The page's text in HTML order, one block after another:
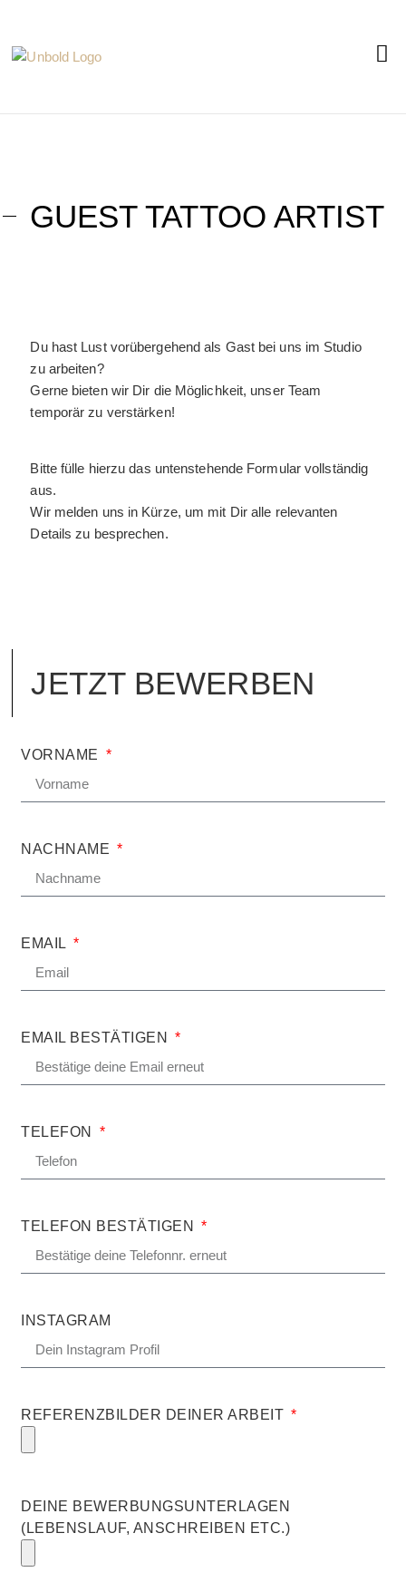
GUEST TATTOO ARTIST
Du hast Lust vorübergehend als Gast bei uns im Studio
zu arbeiten?
Gerne bieten wir Dir die Möglichkeit, unser Team
temporär zu verstärken!
Bitte fülle hierzu das untenstehende Formular vollständig
aus.
Wir melden uns in Kürze, um mit Dir alle relevanten
Details zu besprechen.
JETZT BEWERBEN
VORNAME
NACHNAME
EMAIL
EMAIL BESTÄTIGEN
TELEFON
TELEFON BESTÄTIGEN
INSTAGRAM
REFERENZBILDER DEINER ARBEIT
DEINE BEWERBUNGSUNTERLAGEN
(LEBENSLAUF, ANSCHREIBEN ETC.)